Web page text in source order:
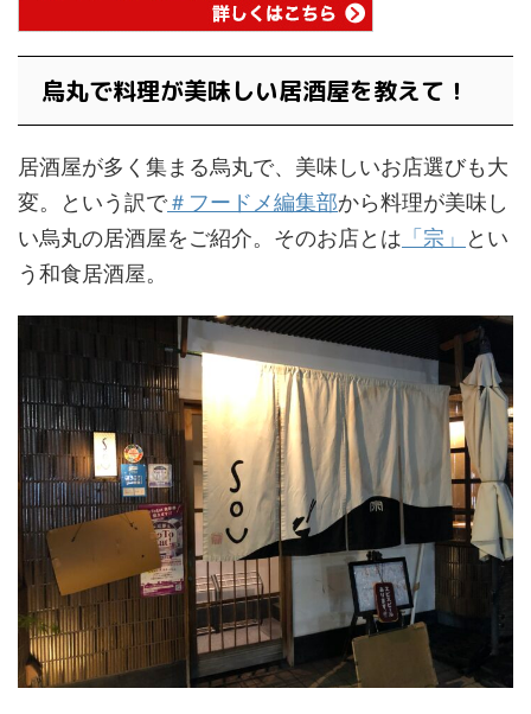
烏丸で料理が美味しい居酒屋を教えて！
居酒屋が多く集まる烏丸で、美味しいお店選びも大
変。という訳で＃フードメ編集部から料理が美味し
い烏丸の居酒屋をご紹介。そのお店とは 「宗」
とい
う和食居酒屋。